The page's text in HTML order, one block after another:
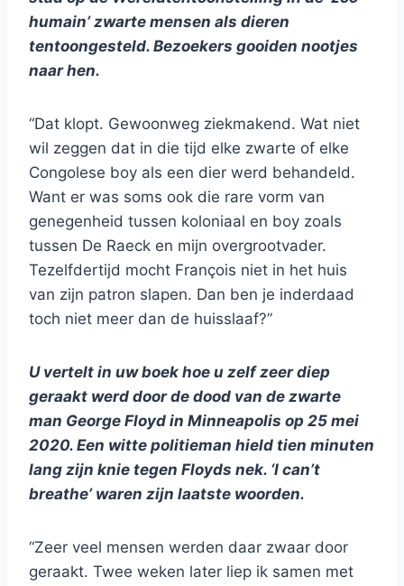
humain’ zwarte mensen als dieren
tentoongesteld. Bezoekers gooiden nootjes
naar hen.
“Dat klopt. Gewoonweg ziekmakend. Wat niet
wil zeggen dat in die tijd elke zwarte of elke
Congolese boy als een dier werd behandeld.
Want er was soms ook die rare vorm van
genegenheid tussen koloniaal en boy zoals
tussen De Raeck en mijn overgrootvader.
Tezelfdertijd mocht François niet in het huis
van zijn patron slapen. Dan ben je inderdaad
toch niet meer dan de huisslaaf?”
U vertelt in uw boek hoe u zelf zeer diep
geraakt werd door de dood van de zwarte
man George Floyd in Minneapolis op 25 mei
2020. Een witte politieman hield tien minuten
lang zijn knie tegen Floyds nek. ‘I can’t
breathe’ waren zijn laatste woorden.
“Zeer veel mensen werden daar zwaar door
geraakt. Twee weken later liep ik samen met